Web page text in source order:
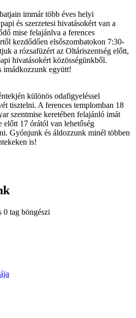
immár több éves helyi
és szerzetesi hivatásokért van a
mise felajánlva a ferences
kezdődően elsőszombatokon 7:30-
a rózsafüzért az Oltáriszentség előtt,
hivatásokért közösségünkből.
imádkozzunk együtt!
különös odafigyeléssel
tisztelni. A ferences templomban 18
szentmise keretében felajánló imát
előtt 17 órától van lehetőség
Gyónjunk és áldozzunk minél többen
is!
0 tag böngészi